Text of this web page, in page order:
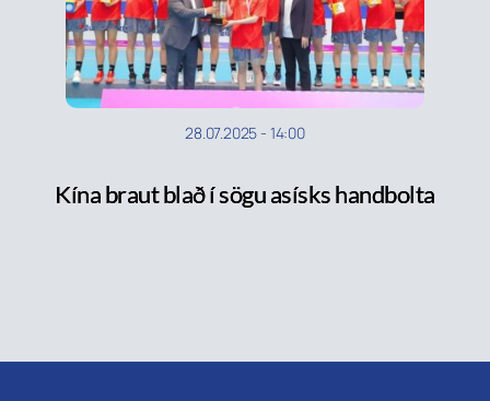
28.07.2025 - 14:00
Kína braut blað í sögu asísks handbolta